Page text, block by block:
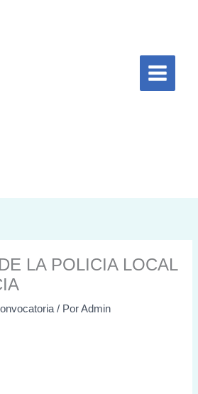
LA POLICIA LOCAL
/ PorAdmin